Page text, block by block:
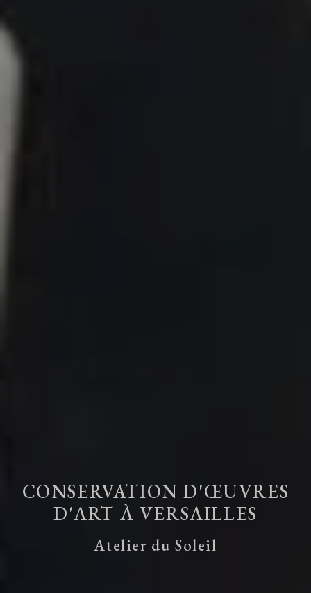
CONSERVATION D'ŒUVRES
D'ART À VERSAILLES
Atelier du Soleil